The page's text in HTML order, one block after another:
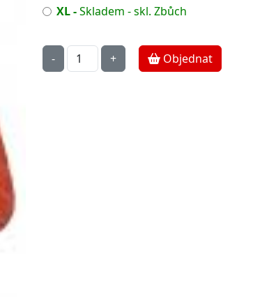
XL -Skladem - skl. Zbůch
Objednat